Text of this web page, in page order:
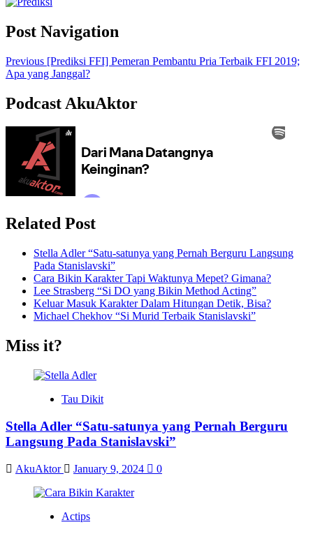
Post Navigation
Previous [Prediksi FFI] Pemeran Pembantu Pria Terbaik FFI 2019;
Apa yang Janggal?
Podcast AkuAktor
Related Post
Stella Adler “Satu-satunya yang Pernah Berguru Langsung
Pada Stanislavski”
Cara Bikin Karakter Tapi Waktunya Mepet? Gimana?
Lee Strasberg “Si DO yang Bikin Method Acting”
Keluar Masuk Karakter Dalam Hitungan Detik, Bisa?
Michael Chekhov “Si Murid Terbaik Stanislavski”
Miss it?
Tau Dikit
Stella Adler “Satu-satunya yang Pernah Berguru
Langsung Pada Stanislavski”
AkuAktor January 9, 2024 0
Actips